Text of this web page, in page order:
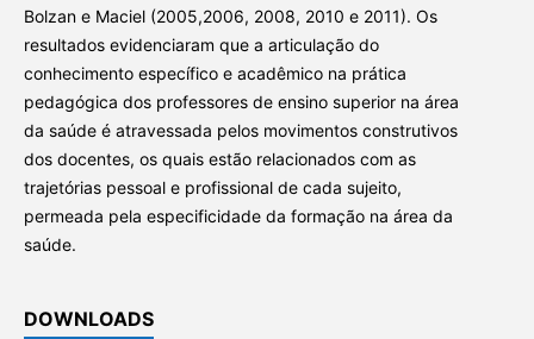
Bolzan e Maciel (2005,2006, 2008, 2010 e 2011). Os
resultados evidenciaram que a articulação do
conhecimento específico e acadêmico na prática
pedagógica dos professores de ensino superior na área
da saúde é atravessada pelos movimentos construtivos
dos docentes, os quais estão relacionados com as
trajetórias pessoal e profissional de cada sujeito,
permeada pela especificidade da formação na área da
saúde.
DOWNLOADS